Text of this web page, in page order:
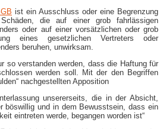
ist ein Ausschluss oder eine Begrenzung
die auf einer grob fahrlässigen
oder auf einer vorsätzlichen oder grob
eines gesetzlichen Vertreters oder
beruhen, unwirksam.
so verstanden werden, dass die Haftung für
werden soll. Mit der den Begriffen
nachgestellten Apposition
unsererseits, die in der Absicht,
böswillig und in dem Bewusstsein, dass ein
eintreten werde, begangen worden ist“